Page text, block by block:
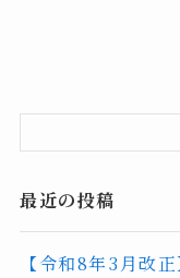
最近の投稿
【令和8年3月改